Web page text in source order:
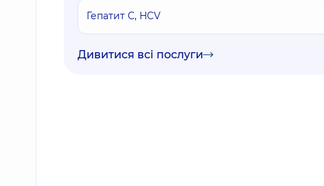
Гепатит С, HCV
Дивитися всі послуги